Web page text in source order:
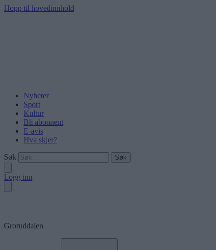
Hopp til hovedinnhold
Nyheter
Sport
Kultur
Bli abonnent
E-avis
Hva skjer?
Søk
Logg inn
Groruddalen